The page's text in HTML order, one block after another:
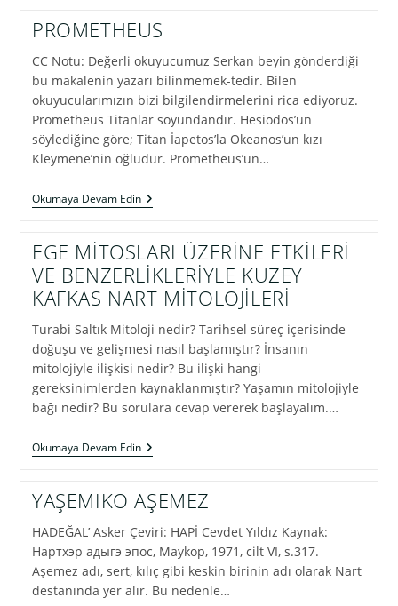
(Kaval)
İLE
(пхъэк1ыч)
BULUŞU
PROMETHEUS
CC Notu: Değerli okuyucumuz Serkan beyin gönderdiği
bu makalenin yazarı bilinmemek-tedir. Bilen
okuyucularımızın bizi bilgilendirmelerini rica ediyoruz.
Prometheus Titanlar soyundandır. Hesiodos’un
söylediğine göre; Titan İapetos’la Okeanos’un kızı
Kleymene’nin oğludur. Prometheus’un…
Okumaya Devam EdinPROMETHEUS
EGE MİTOSLARI ÜZERİNE ETKİLERİ
VE BENZERLİKLERİYLE KUZEY
KAFKAS NART MİTOLOJİLERİ
Turabi Saltık Mitoloji nedir? Tarihsel süreç içerisinde
doğuşu ve gelişmesi nasıl başlamıştır? İnsanın
mitolojiyle ilişkisi nedir? Bu ilişki hangi
gereksinimlerden kaynaklanmıştır? Yaşamın mitolojiyle
bağı nedir? Bu sorulara cevap vererek başlayalım.…
Okumaya Devam EdinEGE
MİTOSLARI
ETKİLERİ
VE
BENZERLİKLERİYLE
KUZEY
KAFKAS
NART
MİTOLOJİLERİ
YAŞEMIKO AŞEMEZ
HADEĞAL’ Asker Çeviri: HAPİ Cevdet Yıldız Kaynak:
Нартхэр адыгэ эпос, Maykop, 1971, cilt VI, s.317.
Aşemez adı, sert, kılıç gibi keskin birinin adı olarak Nart
destanında yer alır. Bu nedenle…